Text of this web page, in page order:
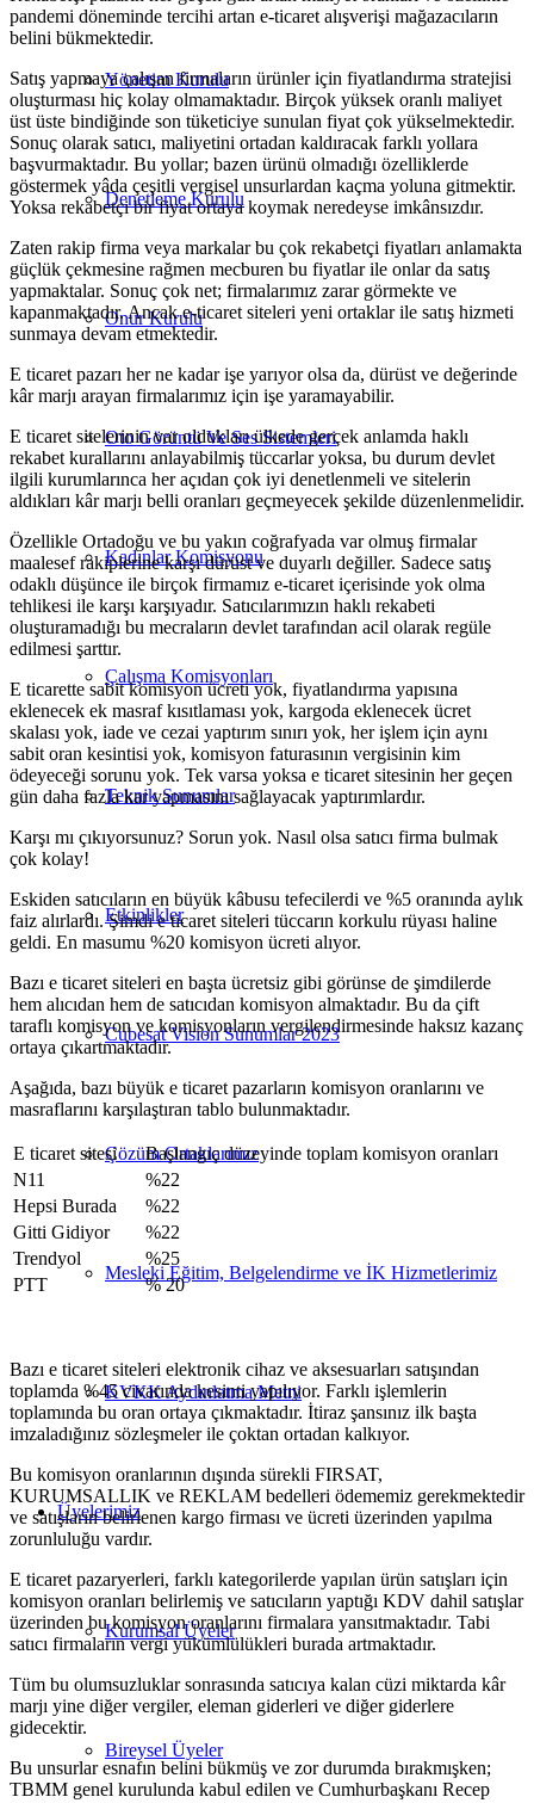
Yönetim Kurulu
Denetleme Kurulu
Onur Kurulu
Oto Görüntü Ve Ses Sistemleri
Kadınlar Komisyonu
Çalışma Komisyonları
Teknik Sunumlar
Etkinlikler
Cubesat Vision Sunumlar 2023
Çözüm Ortaklarımız
Mesleki Eğitim, Belgelendirme ve İK Hizmetlerimiz
KVKK Aydınlatma Metni
Üyelerimiz
Kurumsal Üyeler
Bireysel Üyeler
pandemi döneminde tercihi artan e-ticaret alışverişi mağazacıların
belini bükmektedir.
Satış yapmaya çalışan firmaların ürünler için fiyatlandırma stratejisi
oluşturması hiç kolay olmamaktadır. Birçok yüksek oranlı maliyet
üst üste bindiğinde son tüketiciye sunulan fiyat çok yükselmektedir.
Sonuç olarak satıcı, maliyetini ortadan kaldıracak farklı yollara
başvurmaktadır. Bu yollar; bazen ürünü olmadığı özelliklerde
göstermek yâda çeşitli vergisel unsurlardan kaçma yoluna gitmektir.
Yoksa rekabetçi bir fiyat ortaya koymak neredeyse imkânsızdır.
Zaten rakip firma veya markalar bu çok rekabetçi fiyatları anlamakta
güçlük çekmesine rağmen mecburen bu fiyatlar ile onlar da satış
yapmaktalar. Sonuç çok net; firmalarımız zarar görmekte ve
kapanmaktadır. Ancak e-ticaret siteleri yeni ortaklar ile satış hizmeti
sunmaya devam etmektedir.
E ticaret pazarı her ne kadar işe yarıyor olsa da, dürüst ve değerinde
kâr marjı arayan firmalarımız için işe yaramayabilir.
E ticaret sitelerinin var oldukları ülkede gerçek anlamda haklı
rekabet kurallarını anlayabilmiş tüccarlar yoksa, bu durum devlet
ilgili kurumlarınca her açıdan çok iyi denetlenmeli ve sitelerin
aldıkları kâr marjı belli oranları geçmeyecek şekilde düzenlenmelidir.
Özellikle Ortadoğu ve bu yakın coğrafyada var olmuş firmalar
maalesef rakiplerine karşı dürüst ve duyarlı değiller. Sadece satış
odaklı düşünce ile birçok firmamız e-ticaret içerisinde yok olma
tehlikesi ile karşı karşıyadır. Satıcılarımızın haklı rekabeti
oluşturamadığı bu mecraların devlet tarafından acil olarak regüle
edilmesi şarttır.
E ticarette sabit komisyon ücreti yok, fiyatlandırma yapısına
eklenecek ek masraf kısıtlaması yok, kargoda eklenecek ücret
skalası yok, iade ve cezai yaptırım sınırı yok, her işlem için aynı
sabit oran kesintisi yok, komisyon faturasının vergisinin kim
ödeyeceği sorunu yok. Tek varsa yoksa e ticaret sitesinin her geçen
gün daha fazla kar yapmasını sağlayacak yaptırımlardır.
Karşı mı çıkıyorsunuz? Sorun yok. Nasıl olsa satıcı firma bulmak
çok kolay!
Eskiden satıcıların en büyük kâbusu tefecilerdi ve %5 oranında aylık
faiz alırlardı. Şimdi e ticaret siteleri tüccarın korkulu rüyası haline
geldi. En masumu %20 komisyon ücreti alıyor.
Bazı e ticaret siteleri en başta ücretsiz gibi görünse de şimdilerde
hem alıcıdan hem de satıcıdan komisyon almaktadır. Bu da çift
taraflı komisyon ve komisyonların vergilendirmesinde haksız kazanç
ortaya çıkartmaktadır.
Aşağıda, bazı büyük e ticaret pazarların komisyon oranlarını ve
masraflarını karşılaştıran tablo bulunmaktadır.
E ticaret sitesi
Başlangıç düzeyinde toplam komisyon oranları
N11
%22
Hepsi Burada
%22
Gitti Gidiyor
%22
Trendyol
%25
PTT
% 20
Bazı e ticaret siteleri elektronik cihaz ve aksesuarları satışından
toplamda %45 civarında kesinti yapılıyor. Farklı işlemlerin
toplamında bu oran ortaya çıkmaktadır. İtiraz şansınız ilk başta
imzaladığınız sözleşmeler ile çoktan ortadan kalkıyor.
Bu komisyon oranlarının dışında sürekli FIRSAT,
KURUMSALLIK ve REKLAM bedelleri ödememiz gerekmektedir
ve satışların belirlenen kargo firması ve ücreti üzerinden yapılma
zorunluluğu vardır.
E ticaret pazaryerleri, farklı kategorilerde yapılan ürün satışları için
komisyon oranları belirlemiş ve satıcıların yaptığı KDV dahil satışlar
üzerinden bu komisyon oranlarını firmalara yansıtmaktadır. Tabi
satıcı firmaların vergi yükümlülükleri burada artmaktadır.
Tüm bu olumsuzluklar sonrasında satıcıya kalan cüzi miktarda kâr
marjı yine diğer vergiler, eleman giderleri ve diğer giderlere
gidecektir.
Bu unsurlar esnafın belini bükmüş ve zor durumda bırakmışken;
TBMM genel kurulunda kabul edilen ve Cumhurbaşkanı Recep